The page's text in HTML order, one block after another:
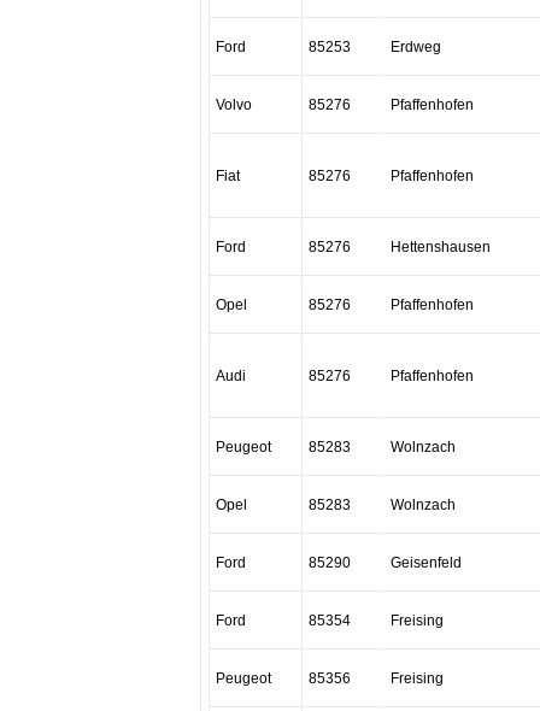
Ford 85253 Erdweg
Volvo 85276 Pfaffenhofen
Fiat 85276 Pfaffenhofen
Ford 85276 Hettenshausen
Opel 85276 Pfaffenhofen
Audi 85276 Pfaffenhofen
Peugeot 85283 Wolnzach
Opel 85283 Wolnzach
Ford 85290 Geisenfeld
Ford 85354 Freising
Peugeot 85356 Freising